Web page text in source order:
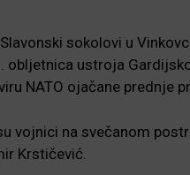
sokolovi u
obljetnica ustroja
NATO ojačane prednje
vojnici na svečanom
Krstičević.